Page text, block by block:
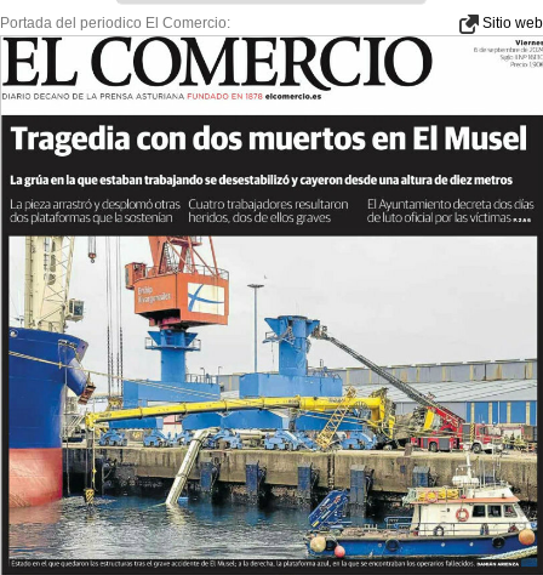
Portada del periodico El Comercio: Sitio web